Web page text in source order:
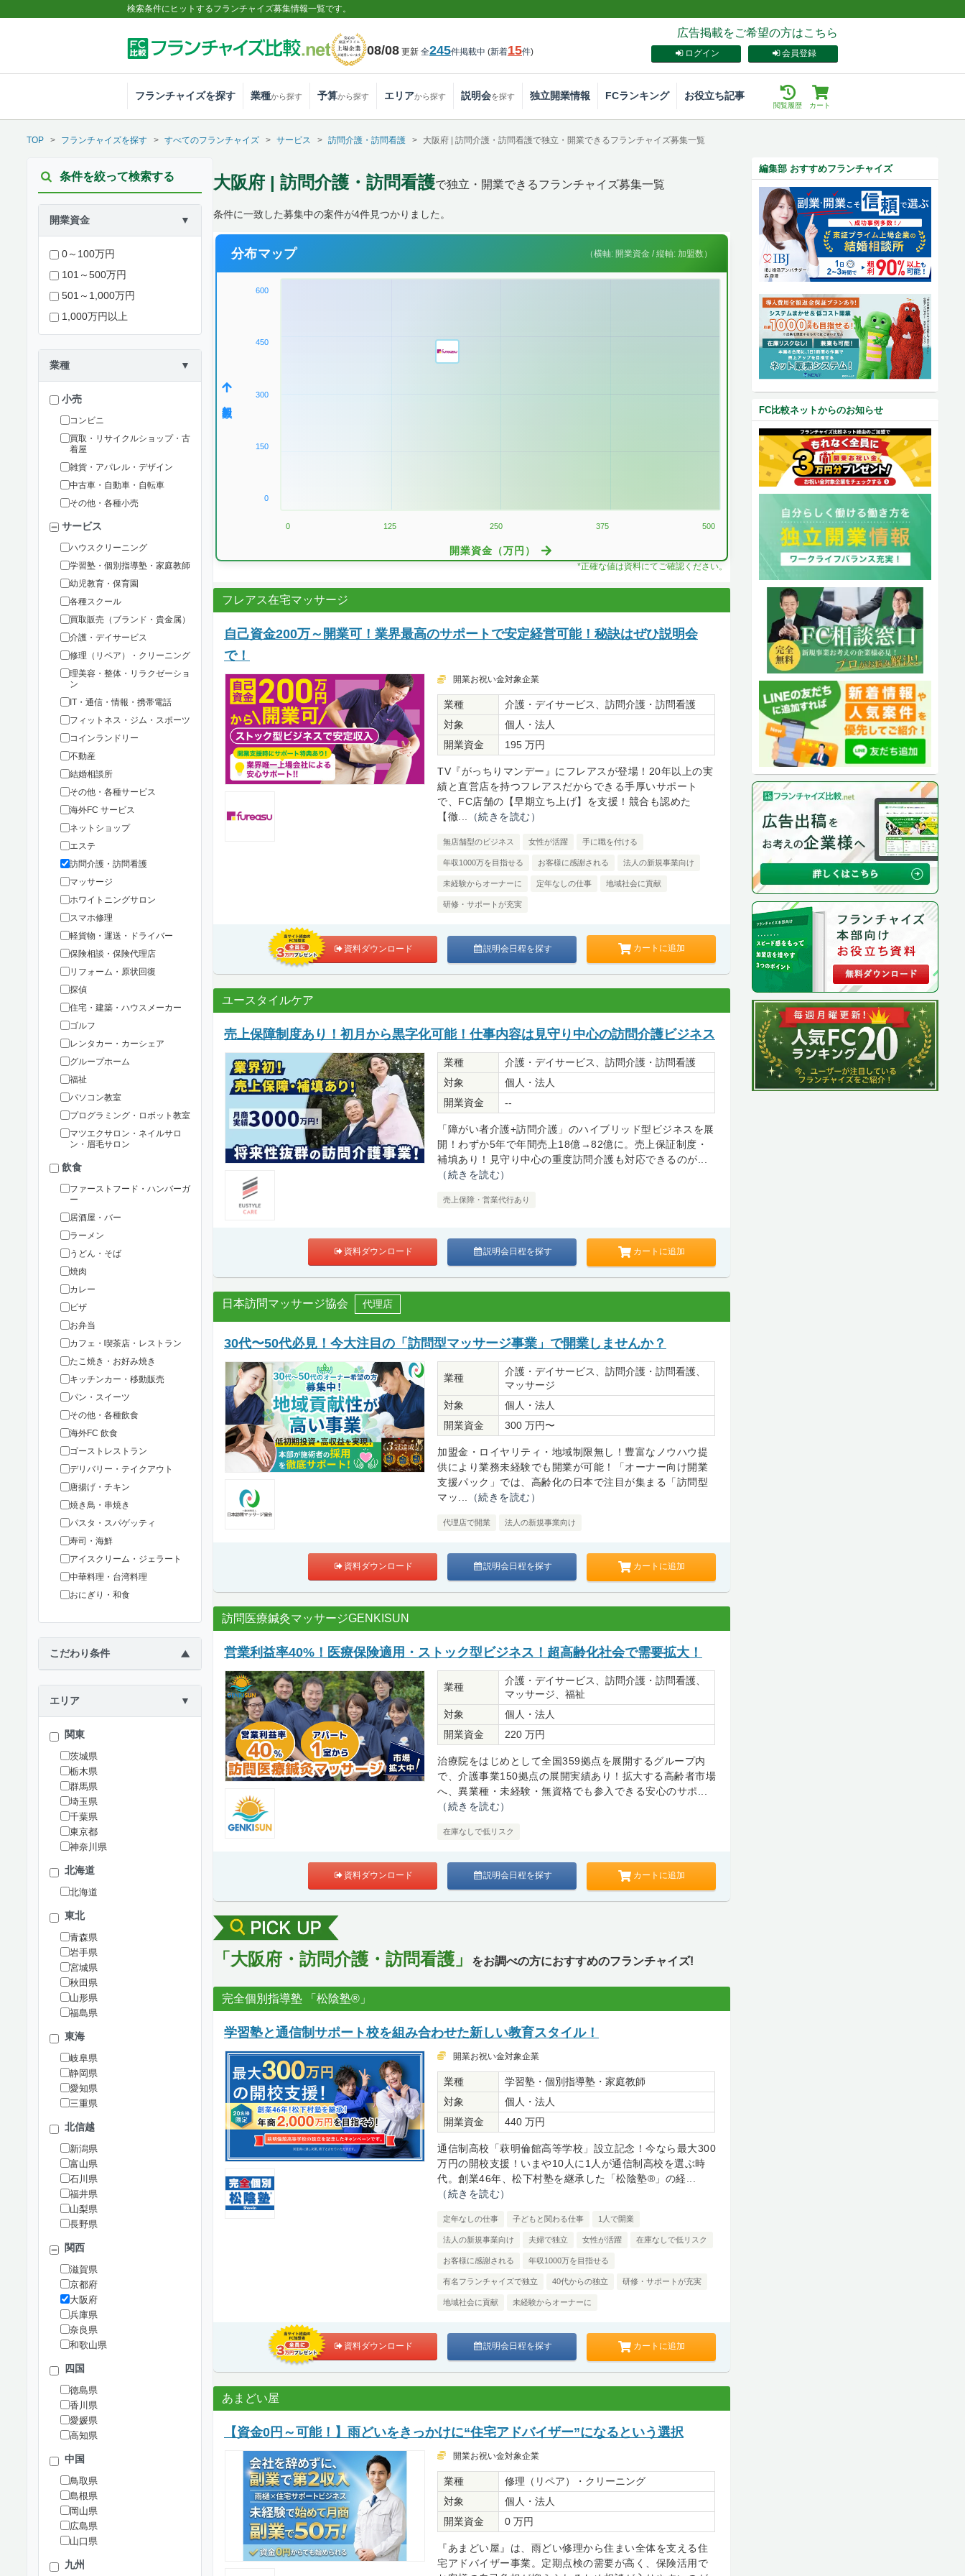
検索条件にヒットするフランチャイズ募集情報一覧です。
08/08 更新 全245件掲載中 (新着15件)
広告掲載をご希望の方はこちら
会員登録
ログイン
フランチャイズを探す 業種から探す 予算から探す エリアから探す 説明会を探す 独立開業情報 FCランキング お役立ち記事
カート
閲覧履歴
TOP フランチャイズを探す すべてのフランチャイズ サービス 訪問介護・訪問看護 大阪府 | 訪問介護・訪問看護で独立・開業できるフランチャイズ募集一覧
条件を絞って検索する
開業資金 ▼
0～100万円
101～500万円
501～1,000万円
1,000万円以上
業種 ▼
小売
コンビニ
買取・リサイクルショップ・古
着屋
雑貨・アパレル・デザイン
中古車・自動車・自転車
その他・各種小売
サービス
ハウスクリーニング
学習塾・個別指導塾・家庭教師
幼児教育・保育園
各種スクール
買取販売（ブランド・貴金属）
介護・デイサービス
修理（リペア）・クリーニング
理美容・整体・リラクゼーショ
ン
IT・通信・情報・携帯電話
フィットネス・ジム・スポーツ
コインランドリー
不動産
結婚相談所
その他・各種サービス
海外FC サービス
ネットショップ
エステ
訪問介護・訪問看護
マッサージ
ホワイトニングサロン
スマホ修理
軽貨物・運送・ドライバー
保険相談・保険代理店
リフォーム・原状回復
探偵
住宅・建築・ハウスメーカー
ゴルフ
レンタカー・カーシェア
グループホーム
福祉
パソコン教室
プログラミング・ロボット教室
マツエクサロン・ネイルサロ
ン・眉毛サロン
飲食
ファーストフード・ハンバーガ
ー
居酒屋・バー
ラーメン
うどん・そば
焼肉
カレー
ピザ
お弁当
カフェ・喫茶店・レストラン
たこ焼き・お好み焼き
キッチンカー・移動販売
パン・スイーツ
その他・各種飲食
海外FC 飲食
ゴーストレストラン
デリバリー・テイクアウト
唐揚げ・チキン
焼き鳥・串焼き
パスタ・スパゲッティ
寿司・海鮮
アイスクリーム・ジェラート
中華料理・台湾料理
おにぎり・和食
こだわり条件 ▶
エリア ▼
関東
茨城県
栃木県
群馬県
埼玉県
千葉県
東京都
神奈川県
北海道
北海道
東北
青森県
岩手県
宮城県
秋田県
山形県
福島県
東海
岐阜県
静岡県
愛知県
三重県
北信越
新潟県
富山県
石川県
福井県
山梨県
長野県
関西
滋賀県
京都府
大阪府
兵庫県
奈良県
和歌山県
四国
徳島県
香川県
愛媛県
高知県
中国
鳥取県
島根県
岡山県
広島県
山口県
九州
大阪府 | 訪問介護・訪問看護で独立・開業できるフランチャイズ募集一覧
条件に一致した募集中の案件が4件見つかりました。
分布マップ （横軸: 開業資金 / 縦軸: 加盟数）
600
450
300
150
0
0 125 250 375 500
開業資金（万円）
*正確な値は資料にてご確認ください。
フレアス在宅マッサージ
自己資金200万～開業可！業界最高のサポートで安定経営可能！秘訣はぜひ説明会
で！
開業お祝い金対象企業
業種
介護・デイサービス、訪問介護・訪問看護
対象
個人・法人
開業資金
195 万円
TV『がっちりマンデー』にフレアスが登場！20年以上の実
績と直営店を持つフレアスだからできる手厚いサポート
で、FC店舗の【早期立ち上げ】を支援！競合も認めた
【徹...
（続きを読む）
無店舗型のビジネス 女性が活躍 手に職を付ける
年収1000万を目指せる お客様に感謝される 法人の新規事業向け
未経験からオーナーに 定年なしの仕事 地域社会に貢献
研修・サポートが充実
資料ダウンロード 説明会日程を探す カートに追加
ユースタイルケア
売上保障制度あり！初月から黒字化可能！仕事内容は見守り中心の訪問介護ビジネス
業種
介護・デイサービス、訪問介護・訪問看護
対象
個人・法人
開業資金
--
「障がい者介護+訪問介護」のハイブリッド型ビジネスを展
開！わずか5年で年間売上18億→82億に。売上保証制度・
補填あり！見守り中心の重度訪問介護も対応できるのが...
（続きを読む）
売上保障・営業代行あり
資料ダウンロード 説明会日程を探す カートに追加
日本訪問マッサージ協会 代理店
30代〜50代必見！今大注目の「訪問型マッサージ事業」で開業しませんか？
業種
介護・デイサービス、訪問介護・訪問看護、
マッサージ
対象
個人・法人
開業資金
300 万円〜
加盟金・ロイヤリティ・地域制限無し！豊富なノウハウ提
供により業務未経験でも開業が可能！「オーナー向け開業
支援パック」では、高齢化の日本で注目が集まる「訪問型
マッ...
（続きを読む）
代理店で開業 法人の新規事業向け
資料ダウンロード 説明会日程を探す カートに追加
訪問医療鍼灸マッサージGENKISUN
営業利益率40%！医療保険適用・ストック型ビジネス！超高齢化社会で需要拡大！
業種
介護・デイサービス、訪問介護・訪問看護、
マッサージ、福祉
対象
個人・法人
開業資金
220 万円
治療院をはじめとして全国359拠点を展開するグループ内
で、介護事業150拠点の展開実績あり！拡大する高齢者市場
へ、異業種・未経験・無資格でも参入できる安心のサポ...
（続きを読む）
在庫なしで低リスク
資料ダウンロード 説明会日程を探す カートに追加
「大阪府・訪問介護・訪問看護」 をお調べの方におすすめのフランチャイズ!
完全個別指導塾 「松陰塾®」
学習塾と通信制サポート校を組み合わせた新しい教育スタイル！
開業お祝い金対象企業
業種
学習塾・個別指導塾・家庭教師
対象
個人・法人
開業資金
440 万円
通信制高校「萩明倫館高等学校」設立記念！今なら最大300
万円の開校支援！いまや10人に1人が通信制高校を選ぶ時
代。創業46年、松下村塾を継承した「松陰塾®」の経...
（続きを読む）
定年なしの仕事 子どもと関わる仕事 1人で開業
法人の新規事業向け 夫婦で独立 女性が活躍 在庫なしで低リスク
お客様に感謝される 年収1000万を目指せる
有名フランチャイズで独立 40代からの独立 研修・サポートが充実
地域社会に貢献 未経験からオーナーに
資料ダウンロード 説明会日程を探す カートに追加
あまどい屋
【資金0円～可能！】雨どいをきっかけに“住宅アドバイザー”になるという選択
開業お祝い金対象企業
業種
修理（リペア）・クリーニング
対象
個人・法人
開業資金
0 万円
『あまどい屋』は、雨どい修理から住まい全体を支える住
宅アドバイザー事業。定期点検の需要が高く、保険活用で
編集部 おすすめフランチャイズ
FC比較ネットからのお知らせ